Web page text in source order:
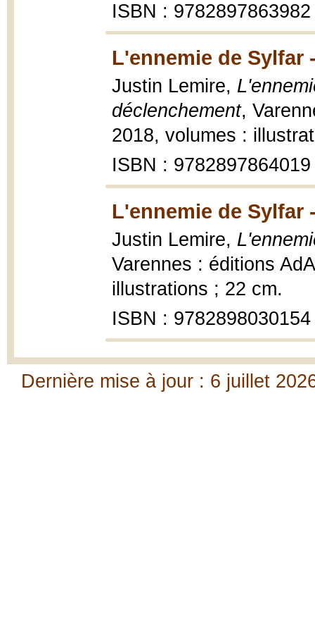
ISBN : 9782897863982
L'ennemie de Sylfar
Justin Lemire,
déclenchement,
2018, volumes :
ISBN : 9782897864019
L'ennemie de Sylfar
Justin Lemire,
Varennes : éditions
illustrations ; 22 cm.
ISBN : 9782898030154
Dernière mise à jour : 6 juillet